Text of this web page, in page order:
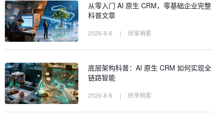
从零入门 AI 原生 CRM，零基础企业完整
科普文章
2026-8-6 | 纷享销客
底层架构科普：AI 原生 CRM 如何实现全
链路智能
2026-8-6 | 纷享销客